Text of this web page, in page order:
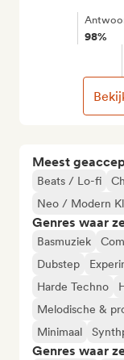
Meest
Beats / Lo-fi
Neo / Modern
Genres waar
Basmuziek
Dubstep
Harde Techno
Melodische &
Minimaal
Genres waar
98%